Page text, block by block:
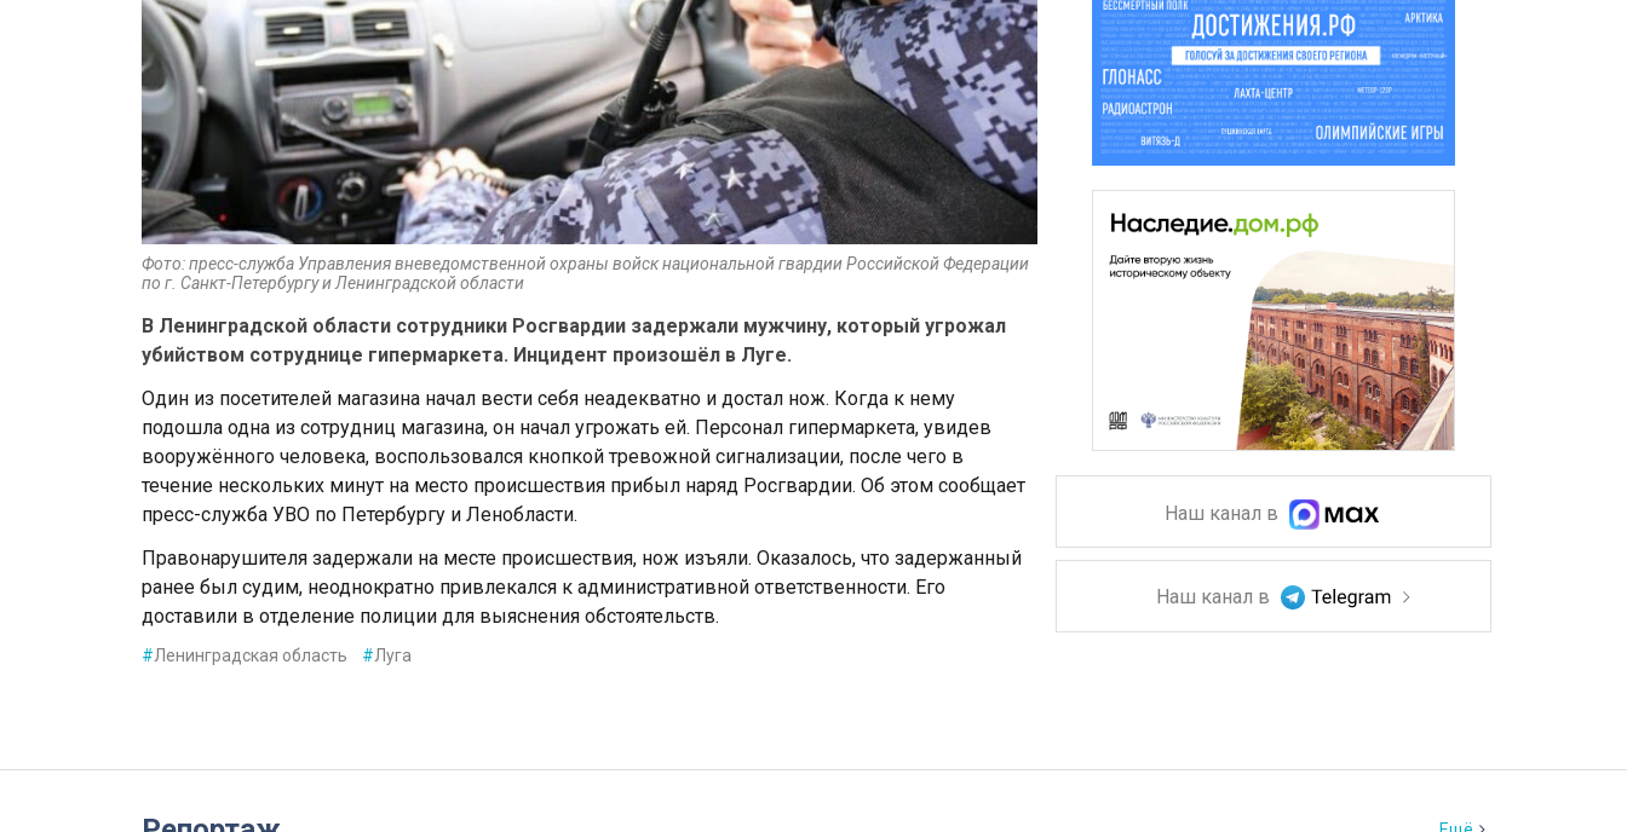
Фото: пресс-служба Управления вневедомственной охраны войск национальной гвардии Российской Федерации
по г. Санкт-Петербургу и Ленинградской области
В Ленинградской области сотрудники Росгвардии задержали мужчину, который угрожал
убийством сотруднице гипермаркета. Инцидент произошёл в Луге.
Один из посетителей магазина начал вести себя неадекватно и достал нож. Когда к нему
подошла одна из сотрудниц магазина, он начал угрожать ей. Персонал гипермаркета, увидев
вооружённого человека, воспользовался кнопкой тревожной сигнализации, после чего в
течение нескольких минут на место происшествия прибыл наряд Росгвардии. Об этом сообщает
пресс-служба УВО по Петербургу и Ленобласти.
Правонарушителя задержали на месте происшествия, нож изъяли. Оказалось, что задержанный
ранее был судим, неоднократно привлекался к административной ответственности. Его
доставили в отделение полиции для выяснения обстоятельств.
#Ленинградская область #Луга
Наш канал в
Наш канал в